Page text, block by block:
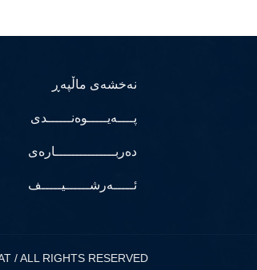
نەخشەی ماڵپەڕ
پــــەیـــــوەنــــــدی
دەربـــــــــــــــارەی
ئـــــەرشــــــیـــــف
/ ALL RIGHTS RESERVED